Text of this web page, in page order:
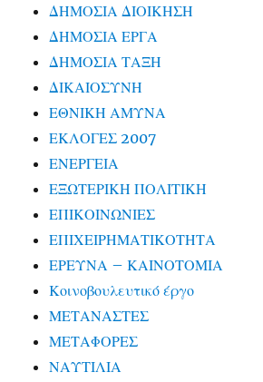
ΔΗΜΟΣΙΑ ΔΙΟΙΚΗΣΗ
ΔΗΜΟΣΙΑ ΕΡΓΑ
ΔΗΜΟΣΙΑ ΤΑΞΗ
ΔΙΚΑΙΟΣΥΝΗ
ΕΘΝΙΚΗ ΑΜΥΝΑ
ΕΚΛΟΓΕΣ 2007
ΕΝΕΡΓΕΙΑ
ΕΞΩΤΕΡΙΚΗ ΠΟΛΙΤΙΚΗ
ΕΠΙΚΟΙΝΩΝΙΕΣ
ΕΠΙΧΕΙΡΗΜΑΤΙΚΟΤΗΤΑ
ΕΡΕΥΝΑ – ΚΑΙΝΟΤΟΜΙΑ
Κοινοβουλευτικό έργο
ΜΕΤΑΝΑΣΤΕΣ
ΜΕΤΑΦΟΡΕΣ
ΝΑΥΤΙΛΙΑ